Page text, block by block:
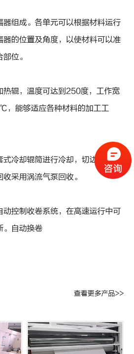
器组成。各单元可以根据材料运行
器的位置及角度，以使材料可以准
位。
热辊，温度可达到250度，工作宽
，能够适应各种材料的加工工
式冷却辊筒进行冷却，切边采用进
采用涡流气泵回收。
动控制收卷系统，在高速运行中可
。自动换卷
查看更多产品>>